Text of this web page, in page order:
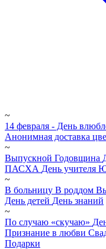
~
14 февраля - День
Анонимная доставка
~
Выпускной Годовщина
ПАСХА День учителя
~
В больницу В роддом
День детей День знаний
~
По случаю «скучаю»
Признание в любви
Подарки